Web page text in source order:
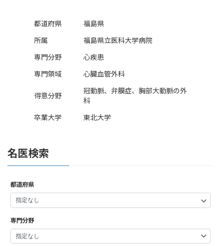
都道府県
福島県
所属
福島県立医科大学病院
専門分野
心疾患
専門領域
心臓血管外科
得意分野
冠動脈、弁膜症、胸部大動脈の外
科
卒業大学
東北大学
名医検索
都道府県
専門分野